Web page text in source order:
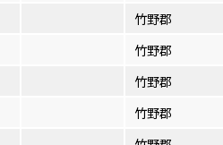
竹野郡
竹野郡
竹野郡
竹野郡